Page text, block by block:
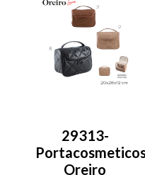
29313-
Oreiro